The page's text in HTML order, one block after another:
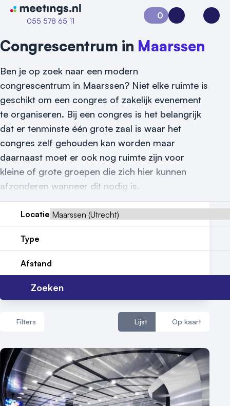
Naar home van Meetings
055 578 65 11
Vraag locatie aan
Locatiegids
Meld locatie aan
Nieuws
Reviews (5⭐️)
Contact
0
Aanvraag 0Inloggen
Congrescentrum in Maarssen
Ben je op zoek naar een modern
congrescentrum in Maarssen? Niet elke ruimte is
geschikt om een congres of zakelijk evenement
te organiseren. Bij een congres is het belangrijk
dat er tenminste één grote zaal is waar het
congres zelf gehouden kan worden maar
daarnaast moet er ook nog ruimte zijn voor
kleine of grote groepen die zich hier kunnen
afzonderen wanneer dit nodig is.
Locatie
Type
Afstand
Zoeken
Filters Lijst Op kaart
Aantal zalen
1 - 5 zalen
6 - 10 zalen